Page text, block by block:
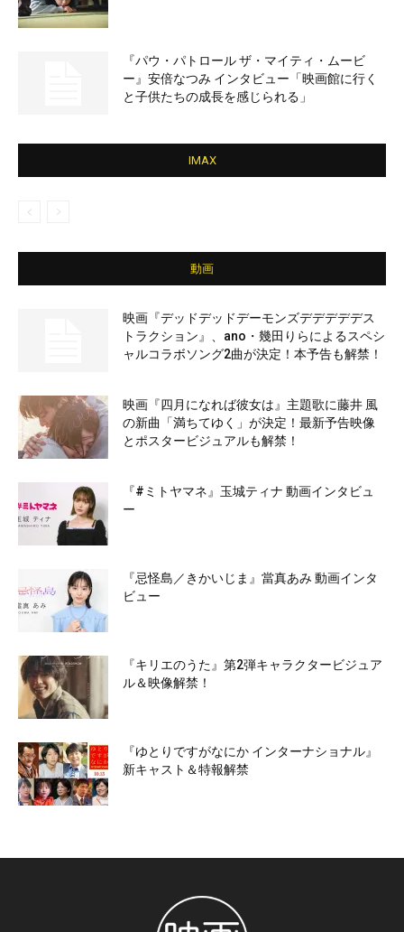
『パウ・パトロール ザ・マイティ・ムービ
ー』安倍なつみ インタビュー「映画館に行く
と子供たちの成長を感じられる」
IMAX
動画
映画『デッドデッドデーモンズデデデデデス
トラクション』、ano・幾田りらによるスペシ
ャルコラボソング2曲が決定！本予告も解禁！
映画『四月になれば彼女は』主題歌に藤井 風
の新曲「満ちてゆく」が決定！最新予告映像
とポスタービジュアルも解禁！
『#ミトヤマネ』玉城ティナ 動画インタビュ
ー
『忌怪島／きかいじま』當真あみ 動画インタ
ビュー
『キリエのうた』第2弾キャラクタービジュア
ル＆映像解禁！
『ゆとりですがなにか インターナショナル』
新キャスト＆特報解禁